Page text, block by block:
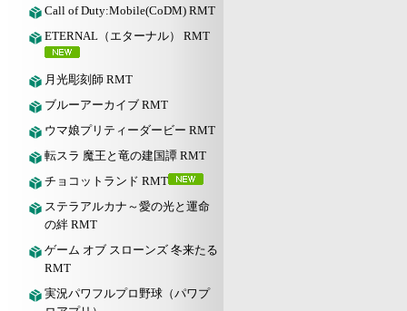
Call of Duty:Mobile(CoDM) RMT
ETERNAL（エターナル） RMT
月光彫刻師 RMT
ブルーアーカイブ RMT
ウマ娘プリティーダービー RMT
転スラ 魔王と竜の建国譚 RMT
チョコットランド RMT
ステラアルカナ～愛の光と運命
の絆 RMT
ゲーム オブ スローンズ 冬来たる
RMT
実況パワフルプロ野球（パワプ